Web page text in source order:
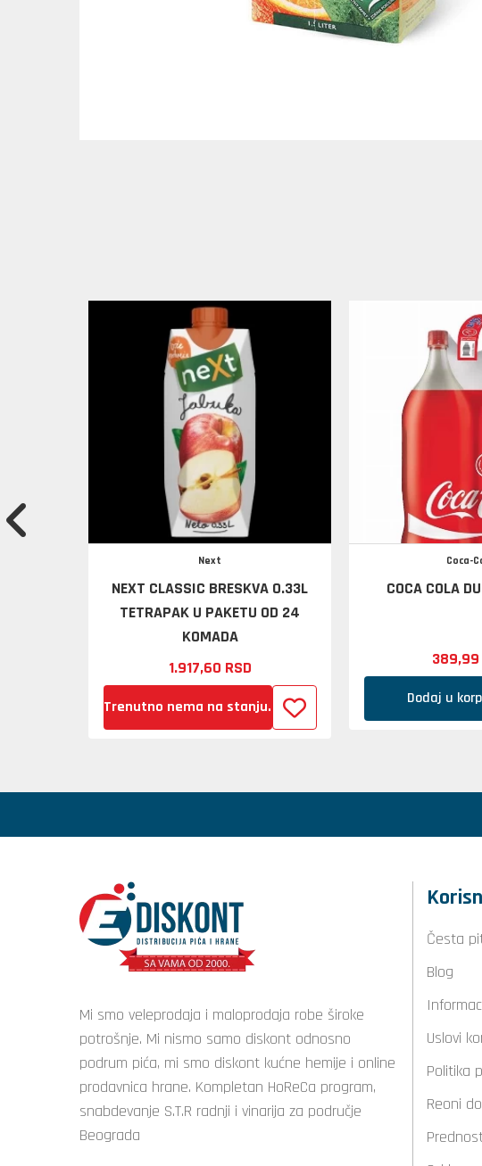
Next
NEXT CLASSIC BRESKVA 0.33L
TETRAPAK U PAKETU OD 24
KOMADA
1.917,60 RSD
Trenutno nema na stanju.
Coca-
COCA COLA
389,99
Dodaj u
Mi smo veleprodaja i maloprodaja robe široke
potrošnje. Mi nismo samo diskont odnosno
podrum pića, mi smo diskont kućne hemije i online
prodavnica hrane. Kompletan HoReCa program,
snabdevanje S.T.R radnji i vinarija za područje
Beograda
Česta
Blog
Uslovi
Politika
Reoni